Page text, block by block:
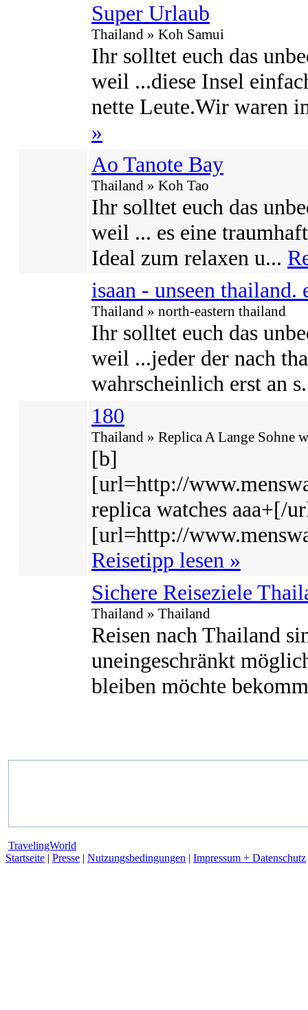
Super Urlaub
Thailand » Koh Samui
Ihr solltet euch das
weil ...diese Insel
nette Leute.Wir waren
»
Ao Tanote Bay
Thailand » Koh Tao
Ihr solltet euch das
weil ... es eine
Ideal zum relaxen u...
isaan - unseen thailand.
Thailand » north-eastern thailand
Ihr solltet euch das
weil ...jeder der nach
wahrscheinlich erst an
180
Thailand » Replica A Lange Sohne
[b]
[url=http://
replica watches aaa+[/
[url=http://
Reisetipp lesen »
Sichere Reiseziele
Thailand » Thailand
Reisen nach Thailand
uneingeschränkt
bleiben möchte
TravelingWorld
Startseite | Presse | Nutzungsbedingungen | Impressum + Datenschutz